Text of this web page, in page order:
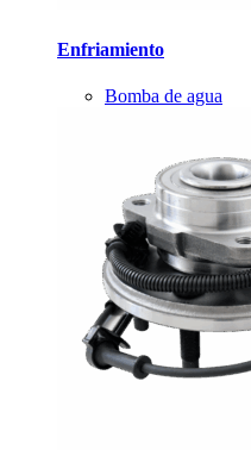
Enfriamiento
Bomba de agua